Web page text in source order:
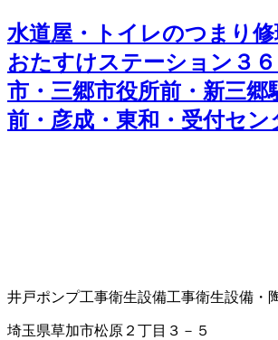
水道屋・トイレのつまり
おたすけステーション３
市・三郷市役所前・新三郷
前・彦成・東和・受付セン
井戸ポンプ工事衛生設備工事衛生設備・
埼玉県草加市松原２丁目３－５